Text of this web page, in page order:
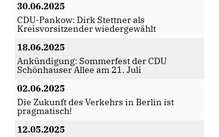
30.06.2025
CDU-Pankow: Dirk Stettner als
Kreisvorsitzender wiedergewählt
18.06.2025
Ankündigung: Sommerfest der CDU
Schönhauser Allee am 21. Juli
02.06.2025
Die Zukunft des Verkehrs in Berlin ist
pragmatisch!
12.05.2025